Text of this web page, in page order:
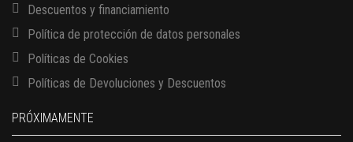
Descuentos y financiamiento
Política de protección de datos personales
Políticas de Cookies
Políticas de Devoluciones y Descuentos
PRÓXIMAMENTE
13 AGOSTO, 2026
17 AGOSTO, 2026
Gerencia de empresas familiares